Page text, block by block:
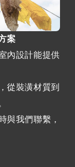
案
內設計能提供
從裝潢材質到
與我們聯繫，